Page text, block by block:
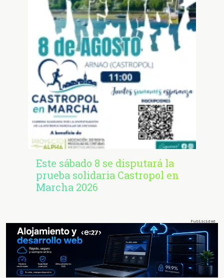
Este sábado 8 se disputará la
prueba solidaria Castropol en
Marcha 2026